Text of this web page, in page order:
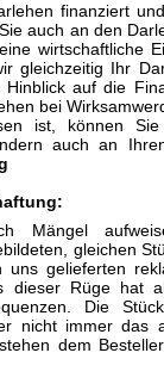
finanziert
auch an den
wirtschaftliche
gleichzeitig Ihr
auf die
bei
ist, können
auch an
Mängel
gleichen
gelieferten
dieser Rüge hat
Die
nicht immer das
dem